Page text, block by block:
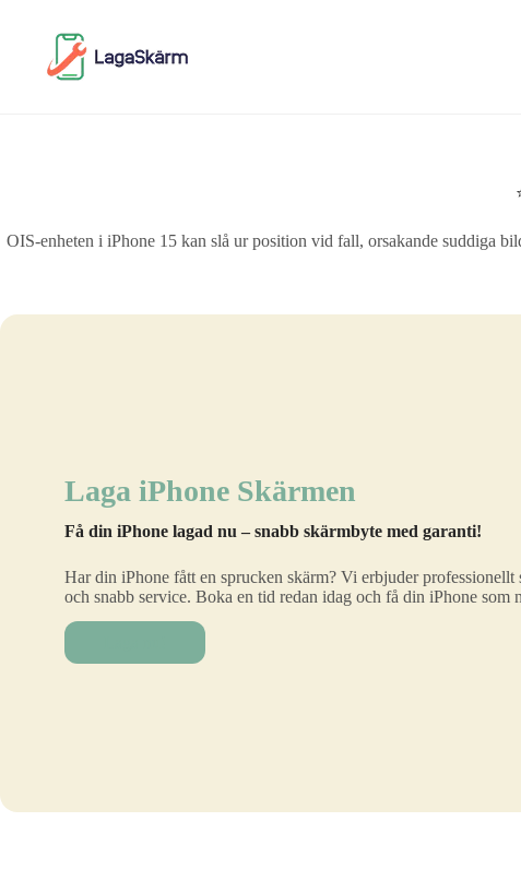
OIS-enheten i iPhone 15 kan slå ur position vid fall, orsakande suddiga
Laga iPhone Skärmen
Få din iPhone lagad nu – snabb skärmbyte med garanti!
Har din iPhone fått en sprucken skärm? Vi erbjuder professionellt
och snabb service. Boka en tid redan idag och få din iPhone som